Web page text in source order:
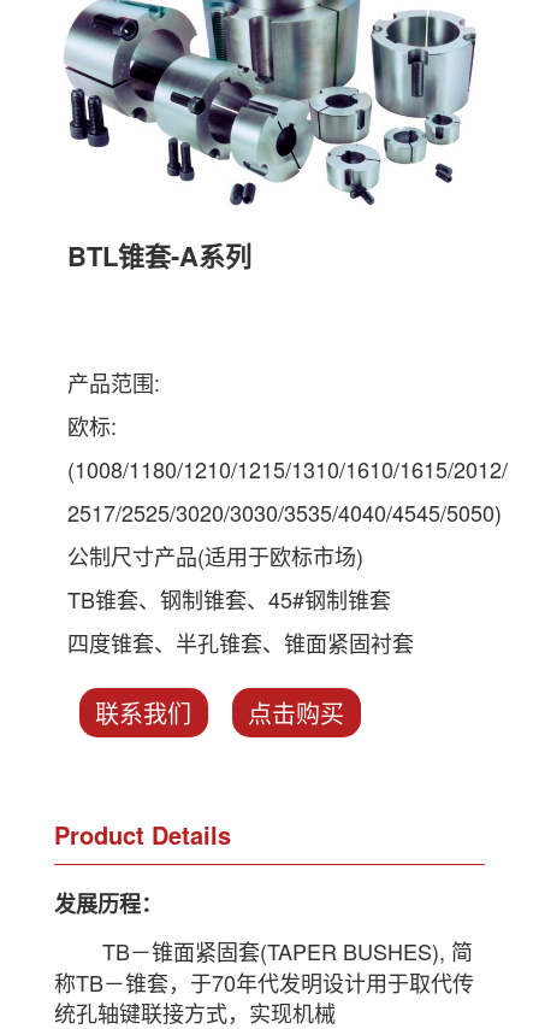
BTL锥套-A系列
产品范围:
欧标:
(1008/1180/1210/1215/1310/1610/1615/2012/
2517/2525/3020/3030/3535/4040/4545/5050)
公制尺寸产品(适用于欧标市场)
TB锥套、钢制锥套、45#钢制锥套
四度锥套、半孔锥套、锥面紧固衬套
联系我们 点击购买
Product Details
发展历程：
TB－锥面紧固套(TAPER BUSHES), 简
称TB－锥套，于70年代发明设计用于取代传
统孔轴键联接方式，实现机械